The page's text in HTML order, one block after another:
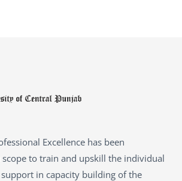
Excellence has been
to train and upskill the individual
in capacity building of the